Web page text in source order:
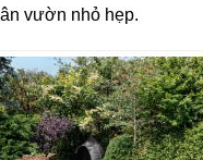
vườn nhỏ hẹp.